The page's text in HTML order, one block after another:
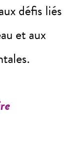
défis liés
et aux